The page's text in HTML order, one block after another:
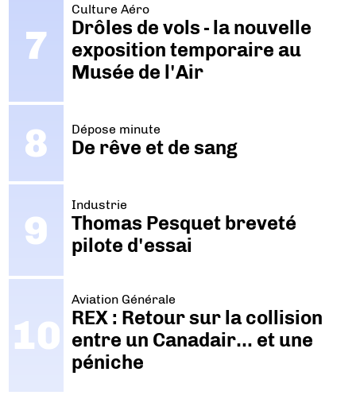
Culture Aéro
Drôles de vols - la nouvelle
exposition temporaire au
Musée de l'Air
Dépose minute
De rêve et de sang
Industrie
Thomas Pesquet breveté
pilote d'essai
Aviation Générale
REX : Retour sur la collision
entre un Canadair… et une
péniche